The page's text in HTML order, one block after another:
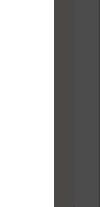
pour
être
Ce
des